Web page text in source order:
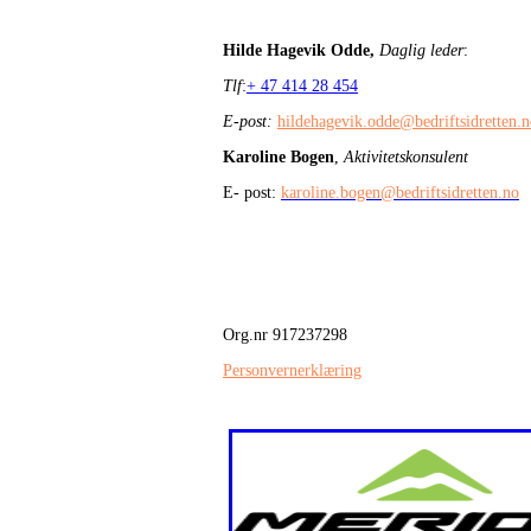
Hilde Hagevik Odde, Daglig leder:
Tlf:+ 47 414 28 454
E-post:
Karoline Bogen Aktivitetskonsulent
E- post: karoline.bogen@bedriftsidretten.no
Org.nr 917237298
Personvernerklæring